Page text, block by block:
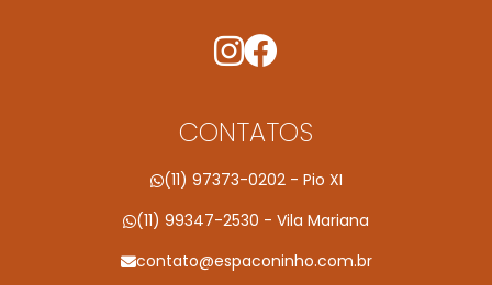
CONTATOS
(11) 97373-0202 - Pio XI
(11) 99347-2530 - Vila Mariana
contato@espaconinho.com.br